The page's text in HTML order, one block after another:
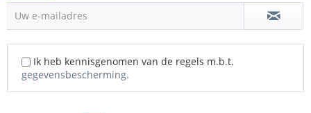
Uw e-mailadres
Ik heb kennisgenomen van de regels m.b.t.
gegevensbescherming.